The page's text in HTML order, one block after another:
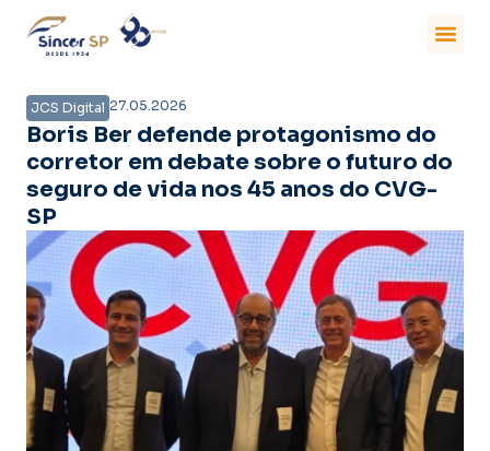
JCS Digital 27.05.2026
Boris Ber defende protagonismo do
corretor em debate sobre o futuro do
seguro de vida nos 45 anos do CVG-
SP